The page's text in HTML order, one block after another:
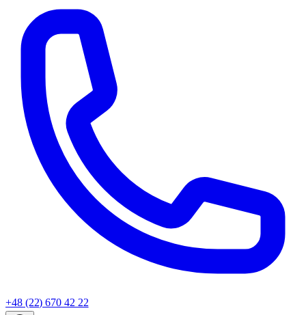
+48 (22) 670 42 22